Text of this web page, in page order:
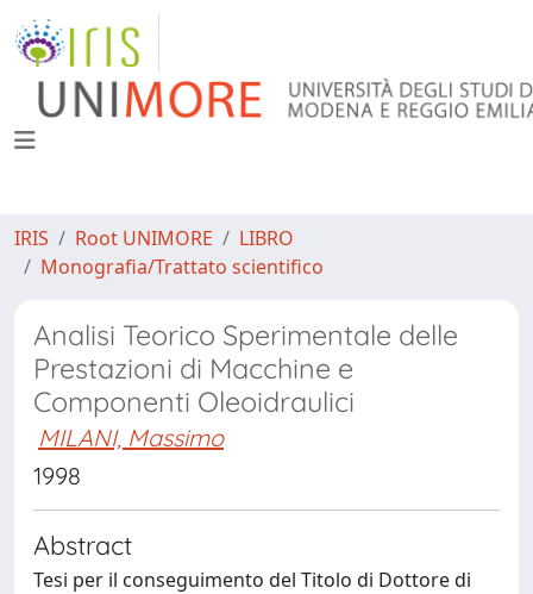
IRIS Root UNIMORE
LIBRO
Monografia/Trattato scientifico
Analisi Teorico Sperimentale delle
Prestazioni di Macchine e
Componenti Oleoidraulici
MILANI, Massimo
1998
Abstract
Tesi per il conseguimento del Titolo di Dottore di